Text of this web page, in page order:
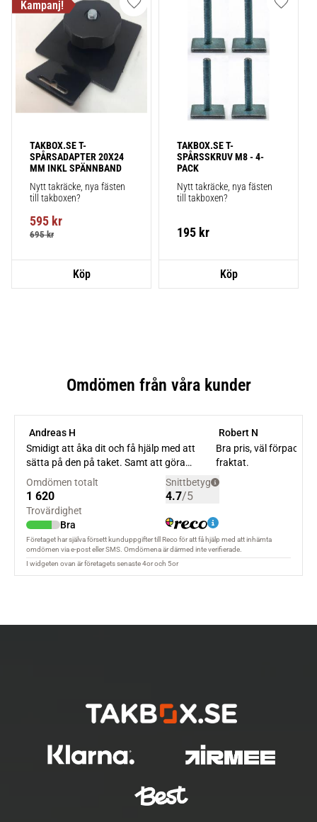
TAKBOX.SE T-
SPÅRSADAPTER 20X24
MM INKL SPÄNNBAND
Nytt takräcke, nya fästen
till takboxen?
595 kr
695kr
Lägg till i favoriter
TAKBOX.SE T-
SPÅRSSKRUV M8 - 4-
PACK
Nytt takräcke, nya fästen
till takboxen?
195 kr
Lägg